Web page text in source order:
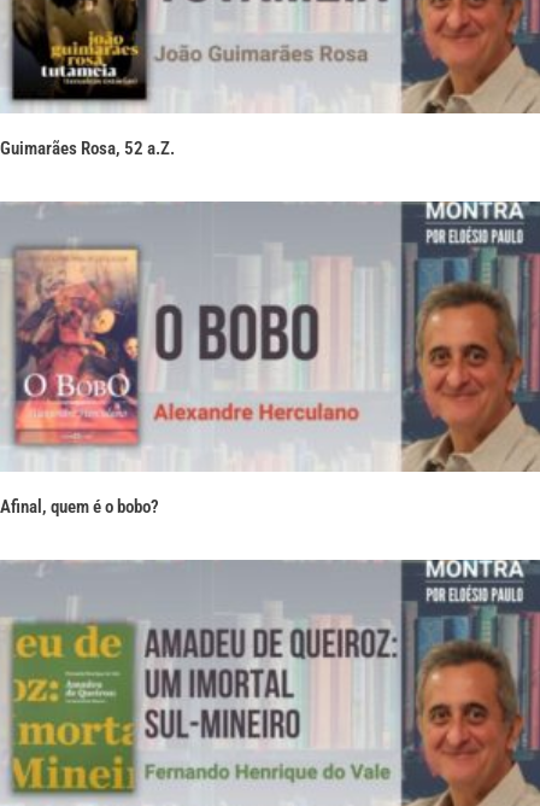
Guimarães Rosa, 52 a.Z.
Afinal, quem é o bobo?